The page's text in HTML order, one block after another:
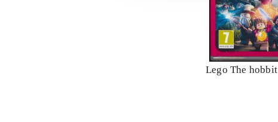
Lego The hobbit